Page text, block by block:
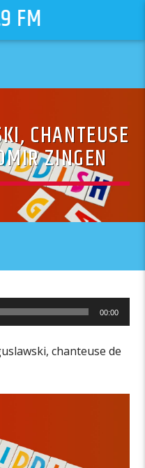
FM
CHANTEUSE
ZINGEN
00:00
chanteuse de